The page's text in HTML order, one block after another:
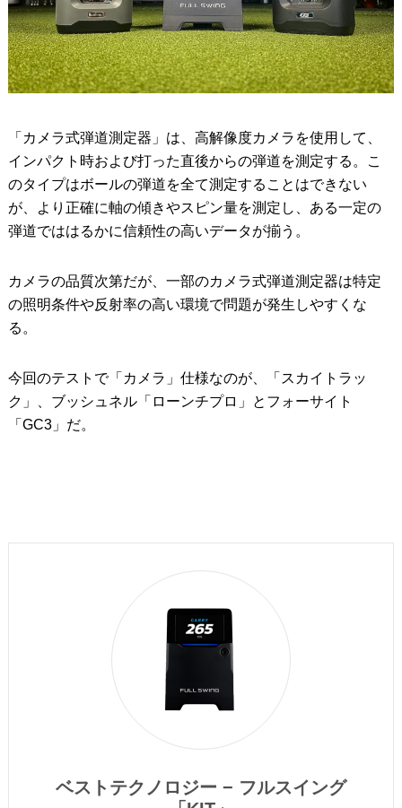
「カメラ式弾道測定器」は、高解像度カメラを使用して、
インパクト時および打った直後からの弾道を測定する。こ
のタイプはボールの弾道を全て測定することはできない
が、より正確に軸の傾きやスピン量を測定し、ある一定の
弾道でははるかに信頼性の高いデータが揃う。
カメラの品質次第だが、一部のカメラ式弾道測定器は特定
の照明条件や反射率の高い環境で問題が発生しやすくな
る。
今回のテストで「カメラ」仕様なのが、「スカイトラッ
ク」、ブッシュネル「ローンチプロ」とフォーサイト
「GC3」だ。
ベストテクノロジー − フルスイング